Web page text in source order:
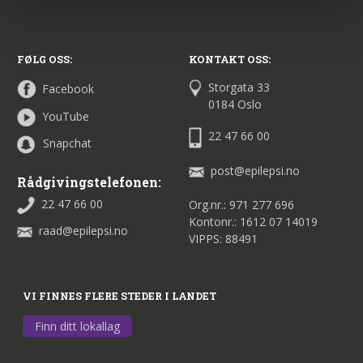
FØLG OSS:
Facebook
YouTube
Snapchat
Rådgivingstelefonen:
22 47 66 00
raad@epilepsi.no
KONTAKT OSS:
Storgata 33
0184 Oslo
22 47 66 00
post@epilepsi.no
Org.nr.: 971 277 696
Kontonr.: 1612 07 14019
VIPPS: 88491
VI FINNES FLERE STEDER I LANDET
Finn ditt lokallag